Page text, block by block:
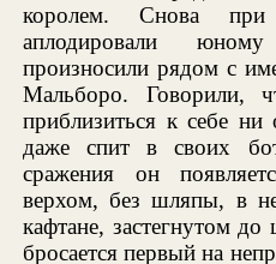
королем. Снова при
аплодировали
произносили рядом с
Мальборо. Говорили,
приблизиться к себе
даже спит в своих
сражения он
верхом, без шляпы, в
кафтане, застегнутом
бросается первый на